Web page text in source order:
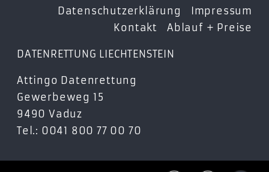
Datenschutzerklärung
Impressum
Kontakt
Ablauf + Preise
DATENRETTUNG LIECHTENSTEIN
Attingo Datenrettung
Gewerbeweg 15
9490 Vaduz
Tel.: 0041 800 77 00 70